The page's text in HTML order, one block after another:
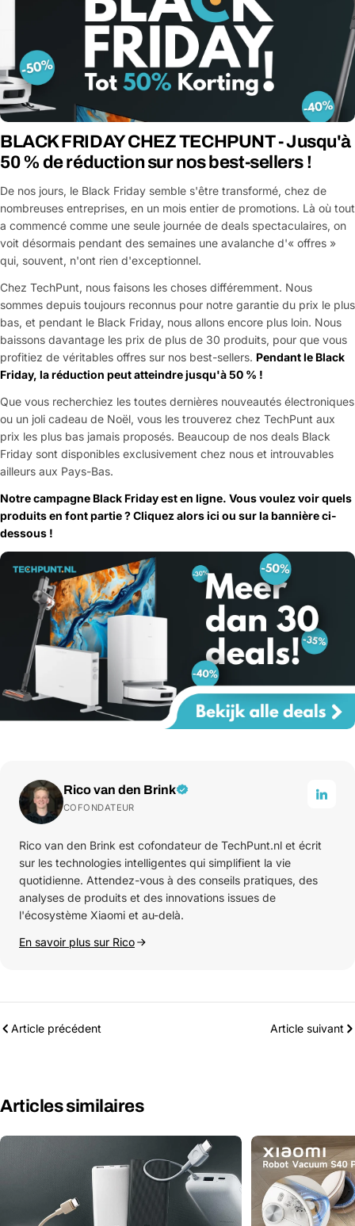
BLACK FRIDAY CHEZ TECHPUNT - Jusqu'à
50 % de réduction sur nos best-sellers !
De nos jours, le Black Friday semble s'être transformé, chez de
nombreuses entreprises, en un mois entier de promotions. Là où tout
a commencé comme une seule journée de deals spectaculaires, on
voit désormais pendant des semaines une avalanche d'« offres »
qui, souvent, n'ont rien d'exceptionnel.
Chez TechPunt, nous faisons les choses différemment. Nous
sommes depuis toujours reconnus pour notre garantie du prix le plus
bas, et pendant le Black Friday, nous allons encore plus loin. Nous
baissons davantage les prix de plus de 30 produits, pour que vous
profitiez de véritables offres sur nos best-sellers. Pendant le Black
Friday, la réduction peut atteindre jusqu'à 50 % !
Que vous recherchiez les toutes dernières nouveautés électroniques
ou un joli cadeau de Noël, vous les trouverez chez TechPunt aux
prix les plus bas jamais proposés. Beaucoup de nos deals Black
Friday sont disponibles exclusivement chez nous et introuvables
ailleurs aux Pays-Bas.
Notre campagne Black Friday est en ligne. Vous voulez voir quels
produits en font partie ? Cliquez alors ici ou sur la bannière ci-
dessous !
Rico van den Brink
COFONDATEUR
Rico van den Brink est cofondateur de TechPunt.nl et écrit
sur les technologies intelligentes qui simplifient la vie
quotidienne. Attendez-vous à des conseils pratiques, des
analyses de produits et des innovations issues de
l'écosystème Xiaomi et au-delà.
En savoir plus sur Rico
Article précédent Article suivant
Articles similaires